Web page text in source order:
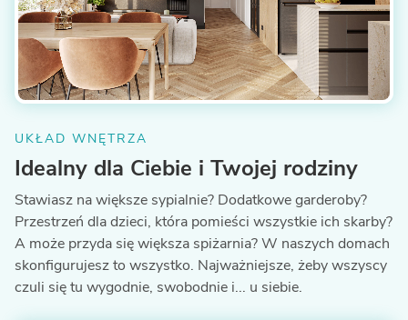
UKŁAD WNĘTRZA
Idealny dla Ciebie i Twojej rodziny
Stawiasz na większe sypialnie? Dodatkowe garderoby?
Przestrzeń dla dzieci, która pomieści wszystkie ich skarby?
A może przyda się większa spiżarnia? W naszych domach
skonfigurujesz to wszystko. Najważniejsze, żeby wszyscy
czuli się tu wygodnie, swobodnie i... u siebie.